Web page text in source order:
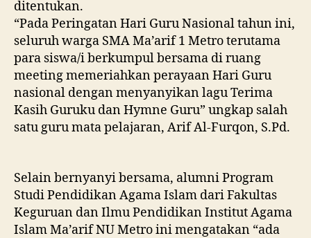
ditentukan.
“Pada Peringatan Hari Guru Nasional tahun ini,
seluruh warga SMA Ma’arif 1 Metro terutama
para siswa/i berkumpul bersama di ruang
meeting memeriahkan perayaan Hari Guru
nasional dengan menyanyikan lagu Terima
Kasih Guruku dan Hymne Guru” ungkap salah
satu guru mata pelajaran, Arif Al-Furqon, S.Pd.
Selain bernyanyi bersama, alumni Program
Studi Pendidikan Agama Islam dari Fakultas
Keguruan dan Ilmu Pendidikan Institut Agama
Islam Ma’arif NU Metro ini mengatakan “ada